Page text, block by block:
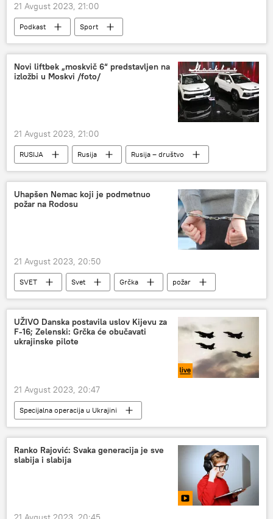
21 Avgust 2023, 21:00
Podkast
Sport
Emisija „Sputnjik sport“
Novi liftbek „moskvič 6“ predstavljen na
izložbi u Moskvi /foto/
21 Avgust 2023, 21:00
RUSIJA Rusija
Rusija – društvo
moskvič
električni automobil izložba
Uhapšen Nemac koji je podmetnuo
požar na Rodosu
21 Avgust 2023, 20:50
SVET Svet Grčka požar
UŽIVO Danska postavila uslov Kijevu za
F-16; Zelenski: Grčka će obučavati
ukrajinske pilote
21 Avgust 2023, 20:47
Specijalna operacija u Ukrajini
Specijalna vojna operacija u Ukrajini – vesti
Rusija
Rusija – politika
Ranko Rajović: Svaka generacija je sve
slabija i slabija